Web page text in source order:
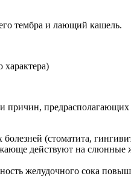
тембра и лающий кашель.
характера)
причин,
(стоматита,
действуют на
желудочного сока